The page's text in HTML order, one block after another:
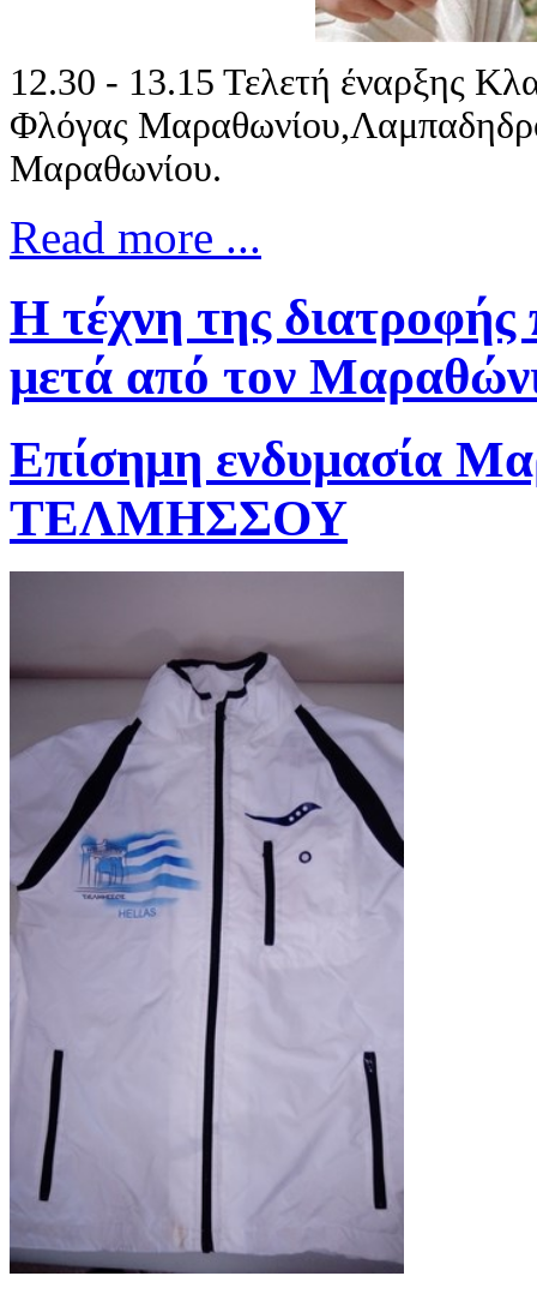
12.30 - 13.15 Τελετή έναρξης
Φλόγας
Μαραθωνίου.
Read more ...
Η τέχνη της διατροφής
μετά από τον
Επίσημη ενδυμασία
ΤΕΛΜΗΣΣΟΥ